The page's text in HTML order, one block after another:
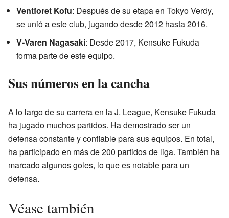
Ventforet Kofu: Después de su etapa en Tokyo Verdy,
se unió a este club, jugando desde 2012 hasta 2016.
V-Varen Nagasaki: Desde 2017, Kensuke Fukuda
forma parte de este equipo.
Sus números en la cancha
A lo largo de su carrera en la J. League, Kensuke Fukuda
ha jugado muchos partidos. Ha demostrado ser un
defensa constante y confiable para sus equipos. En total,
ha participado en más de 200 partidos de liga. También ha
marcado algunos goles, lo que es notable para un
defensa.
Véase también